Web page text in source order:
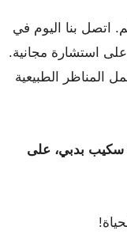
اتصل بنا اليوم في
استشارة مجانية.
المناظر الطبيعية
سكيب بدبي، على